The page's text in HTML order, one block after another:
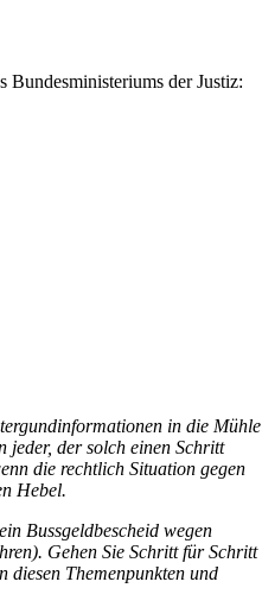
Bundesministeriums der Justiz:
in die Mühle
jeder, der solch einen Schritt
die rechtlich Situation gegen
Hebel.
Bussgeldbescheid wegen
Gehen Sie Schritt für Schritt
diesen Themenpunkten und